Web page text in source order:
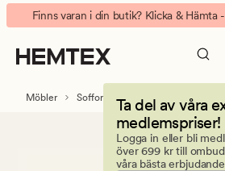
Juno
modul
schäslong
vänster
Animerad
banner.
Klicka
på
Finns varan i din butik? Klicka &
Ta del av våra
medlemspriser!
Logga in eller bli
över 699 kr till
våra bästa
Möbler Soffor Modulsoffor